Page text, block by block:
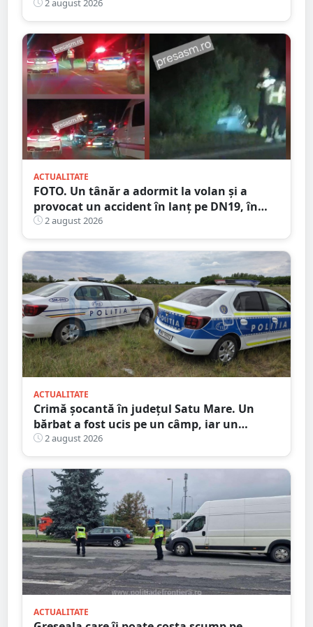
accident
2 august 2026
ACTUALITATE
FOTO. Un tânăr a adormit la volan și a
provocat un accident în lanț pe DN19, în
județul Satu Mare
2 august 2026
ACTUALITATE
Crimă șocantă în județul Satu Mare. Un
bărbat a fost ucis pe un câmp, iar un
adolescent este în custodia poliției
2 august 2026
ACTUALITATE